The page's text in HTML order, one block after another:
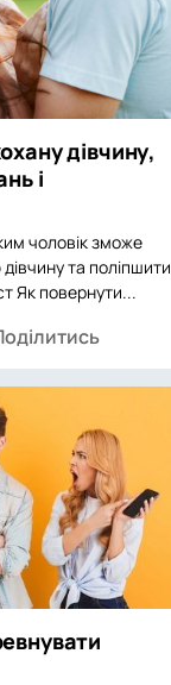
дівчину,
і
чоловік зможе
та поліпшити
Як повернути...